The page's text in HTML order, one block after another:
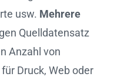
usw. Mehrere
Quelldatensatz
Anzahl von
Druck, Web oder